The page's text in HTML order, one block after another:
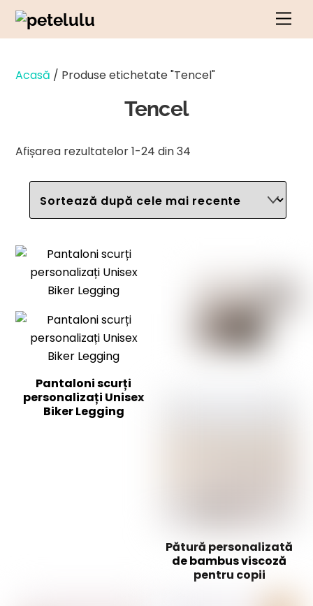
Salt
Acasă / Produse etichetate "Tencel"
Tencel
Afișarea rezultatelor 1-24 din 34
cele
mai
recente
Pantaloni scurți
personalizați Unisex
Biker Legging
Pătură personalizată
de bambus viscoză
pentru copii